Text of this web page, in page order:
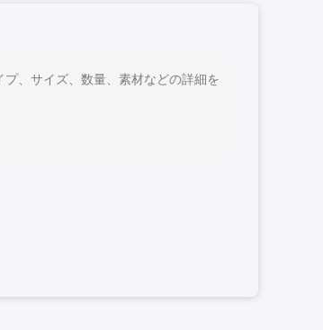
、サイズ、数量、素材などの詳細を